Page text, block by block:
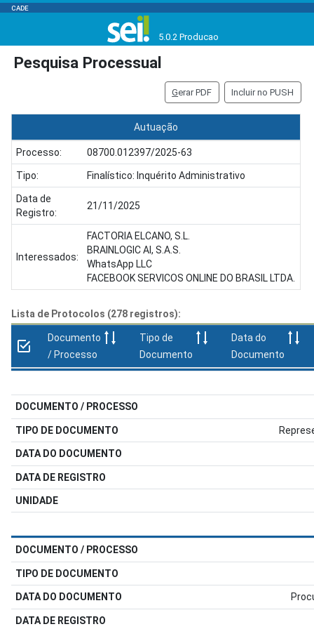
CADE
5.0.2 Producao
Pesquisa Processual
Gerar PDF Incluir no PUSH
Autuação
Processo: 08700.012397/2025-63
Tipo: Finalístico: Inquérito Administrativo
Data de
Registro:
21/11/2025
Interessados:
FACTORIA ELCANO, S.L.
BRAINLOGIC AI, S.A.S.
WhatsApp LLC
FACEBOOK SERVICOS ONLINE DO BRASIL LTDA.
Lista de Protocolos (278 registros):
Documento
/ Processo
Tipo de
Documento
Data do
Documento